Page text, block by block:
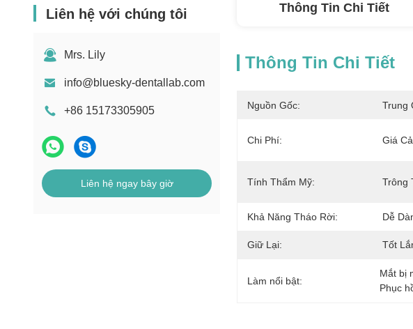
Liên hệ với chúng tôi
Mrs. Lily
info@bluesky-dentallab.com
+86 15173305905
Liên hệ ngay bây giờ
Thông Tin Chi Tiết
Thông Tin Chi Tiết
Nguồn Gốc: Trung
Chi Phí: Giá
Tính Thẩm Mỹ: Trông
Khả Năng Tháo Rời: Dễ
Giữ Lại: Tốt
Làm nổi bật:
Mắt bị
Phục